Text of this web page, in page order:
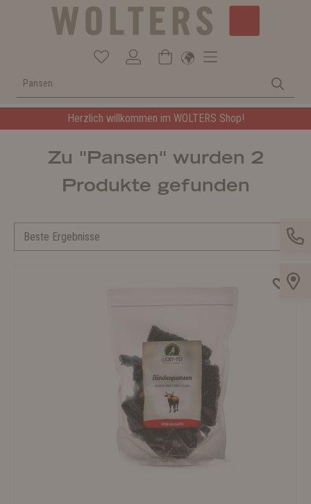
Herzlich willkommen im WOLTERS Shop!
Zu "Pansen" wurden 2
Produkte gefunden